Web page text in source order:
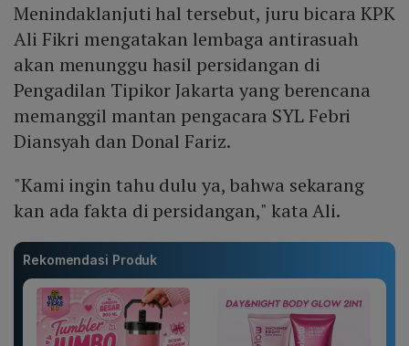
Menindaklanjuti hal tersebut, juru bicara KPK
Ali Fikri mengatakan lembaga antirasuah
akan menunggu hasil persidangan di
Pengadilan Tipikor Jakarta yang berencana
memanggil mantan pengacara SYL Febri
Diansyah dan Donal Fariz.
"Kami ingin tahu dulu ya, bahwa sekarang
kan ada fakta di persidangan," kata Ali.
Rekomendasi Produk